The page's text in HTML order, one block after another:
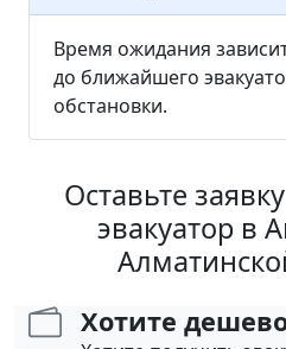
Время ожидания
до ближайшего
обстановки.
Оставьте
эвакуатор в
Хотите